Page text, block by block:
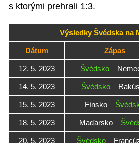
s ktorými prehrali 1:3.
Výsledky Švédska na
Dátum Zápas
12. 5. 2023 Švédsko–
14. 5. 2023 Švédsko –
15. 5. 2023 Fínsko –
18. 5. 2023 Maďarsko –
20. 5. 2023 Švédsko–